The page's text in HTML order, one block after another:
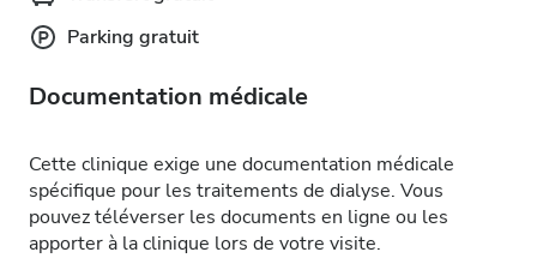
Parking gratuit
Documentation médicale
Cette clinique exige une documentation médicale
spécifique pour les traitements de dialyse. Vous
pouvez téléverser les documents en ligne ou les
apporter à la clinique lors de votre visite.